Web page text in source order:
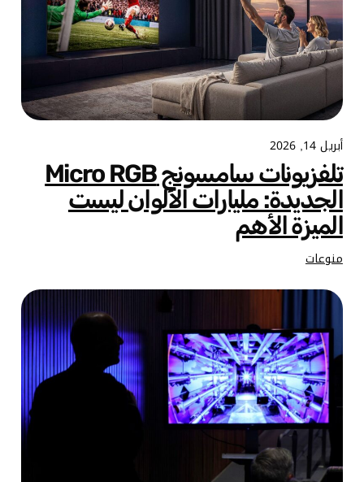
أبريل 14, 2026
تلفزيونات سامسونج Micro RGB
الجديدة: مليارات الألوان ليست
الميزة الأهم
منوعات